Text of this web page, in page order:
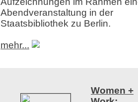
Abendveranstaltung in der
Staatsbibliothek zu Berlin.
mehr...
Women +